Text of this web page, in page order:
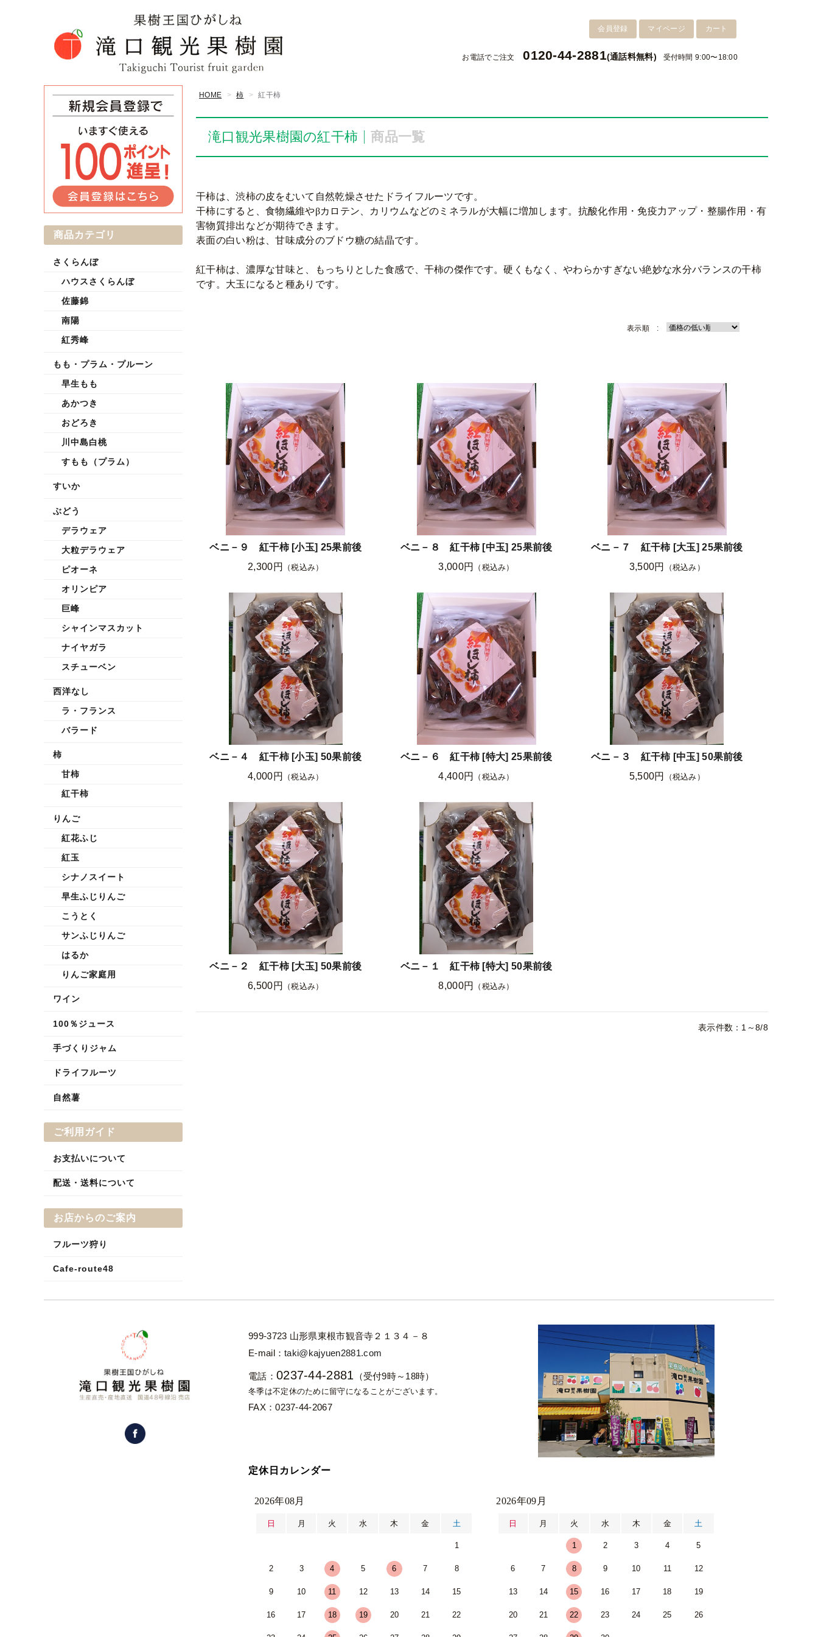
カート
マイページ
会員登録
お電話でご注文 0120-44-2881(通話料無料) 受付時間 9:00〜18:00
HOME 柿 紅干柿
商品一覧
滝口観光果樹園の紅干柿
干柿は、渋柿の皮をむいて自然乾燥させたドライフルーツです。
干柿にすると、食物繊維やβカロテン、カリウムなどのミネラルが大幅に増加します。抗酸化作用・免疫力アップ・整腸作用・有
害物質排出などが期待できます。
表面の白い粉は、甘味成分のブドウ糖の結晶です。
紅干柿は、濃厚な甘味と、もっちりとした食感で、干柿の傑作です。硬くもなく、やわらかすぎない絶妙な水分バランスの干柿
です。大玉になると種ありです。
表示順 :
ベニ－９ 紅干柿 [小玉] 25果前後
2,300円
（税込み）
ベニ－８ 紅干柿 [中玉] 25果前後
3,000円
（税込み）
ベニ－７ 紅干柿 [大玉] 25果前後
3,500円
（税込み）
ベニ－４ 紅干柿 [小玉] 50果前後
4,000円
（税込み）
ベニ－６ 紅干柿 [特大] 25果前後
4,400円
（税込み）
ベニ－３ 紅干柿 [中玉] 50果前後
5,500円
（税込み）
ベニ－２ 紅干柿 [大玉] 50果前後
6,500円
（税込み）
ベニ－１ 紅干柿 [特大] 50果前後
8,000円
（税込み）
表示件数：1～8/8
商品カテゴリ
さくらんぼ
ハウスさくらんぼ
佐藤錦
南陽
紅秀峰
もも・プラム・プルーン
早生もも
あかつき
おどろき
川中島白桃
すもも（プラム）
すいか
ぶどう
デラウェア
大粒デラウェア
ピオーネ
オリンピア
巨峰
シャインマスカット
ナイヤガラ
スチューベン
西洋なし
ラ・フランス
バラード
柿
甘柿
紅干柿
りんご
紅花ふじ
紅玉
シナノスイート
早生ふじりんご
こうとく
サンふじりんご
はるか
りんご家庭用
ワイン
100％ジュース
手づくりジャム
ドライフルーツ
自然薯
ご利用ガイド
お支払いについて
配送・送料について
お店からのご案内
フルーツ狩り
Cafe-route48
999-3723 山形県東根市観音寺２１３４－８
E-mail：taki@kajyuen2881.com
電話： 0237-44-2881 （受付9時～18時）
冬季は不定休のために留守になることがございます。
FAX：0237-44-2067
定休日カレンダー
2026年08月
日 月 火 水 木 金 土
1
2 3 4 5 6 7 8
9 10 11 12 13 14 15
16 17 18 19 20 21 22
2026年09月
日 月 火 水 木 金 土
1 2 3 4 5
6 7 8 9 10 11 12
13 14 15 16 17 18 19
20 21 22 23 24 25 26